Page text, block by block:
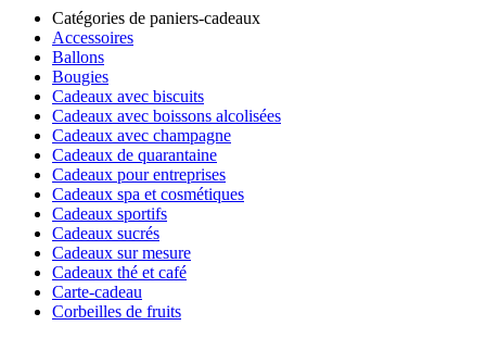
Catégories de paniers-cadeaux
Accessoires
Ballons
Bougies
Cadeaux avec biscuits
Cadeaux avec boissons alcolisées
Cadeaux avec champagne
Cadeaux de quarantaine
Cadeaux pour entreprises
Cadeaux spa et cosmétiques
Cadeaux sportifs
Cadeaux sucrés
Cadeaux sur mesure
Cadeaux thé et café
Carte-cadeau
Corbeilles de fruits